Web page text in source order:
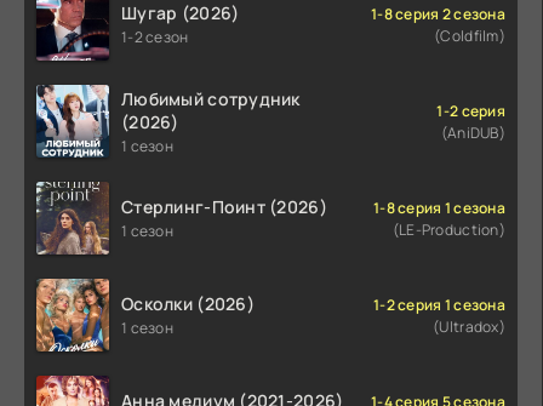
Шугар (2026)
1-2 сезон
1-8 серия 2 сезона
(Coldfilm)
Любимый сотрудник
(2026)
1 сезон
1-2 серия
(AniDUB)
Стерлинг-Поинт (2026)
1 сезон
1-8 серия 1 сезона
(LE-Production)
Осколки (2026)
1 сезон
1-2 серия 1 сезона
(Ultradox)
Анна медиум (2021-2026)
1-4 серия 5 сезона